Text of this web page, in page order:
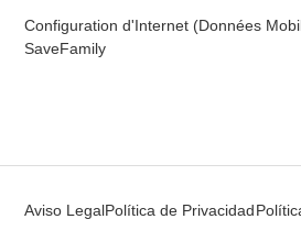
Configuration d'Internet (Données
SaveFamily
Aviso LegalPolítica de Privacidad